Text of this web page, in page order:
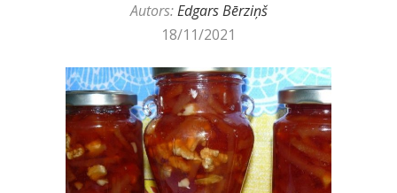
Autors:Edgars Bērziņš
18/11/2021